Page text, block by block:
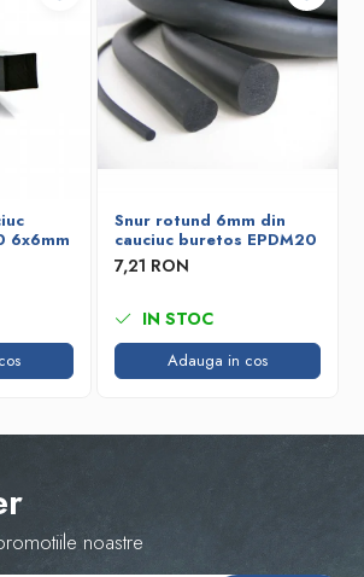
6x6mm
Snur rotund 6mm din
cauciuc buretos EPDM20
7,21 RON
IN STOC
Adauga in cos
noastre